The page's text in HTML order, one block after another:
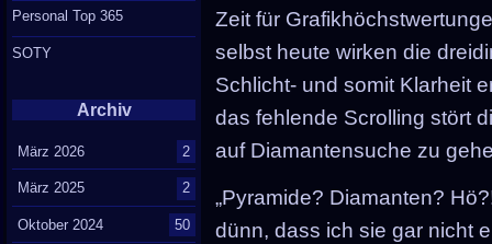
Zeit für
selbst heute wirken die
Schlicht- und somit Klarheit
das fehlende Scrolling stört
auf Diamantensuche zu
„Pyramide? Diamanten?
dünn, dass ich sie gar nicht
Personal Top 365
SOTY
Archiv
März 2026 2
März 2025 2
Oktober 2024 50